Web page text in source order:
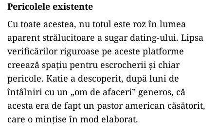
Pericolele existente
Cu toate acestea, nu totul este roz în lumea
aparent strălucitoare a sugar dating-ului. Lipsa
verificărilor riguroase pe aceste platforme
creează spaţiu pentru escrocherii şi chiar
pericole. Katie a descoperit, după luni de
întâlniri cu un „om de afaceri” generos, că
acesta era de fapt un pastor american căsătorit,
care o minţise în mod elaborat.